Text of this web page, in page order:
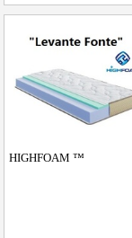
HIGHFOAM ™